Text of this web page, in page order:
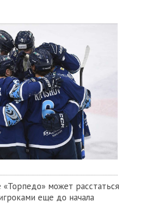
может расстаться
еще до начала